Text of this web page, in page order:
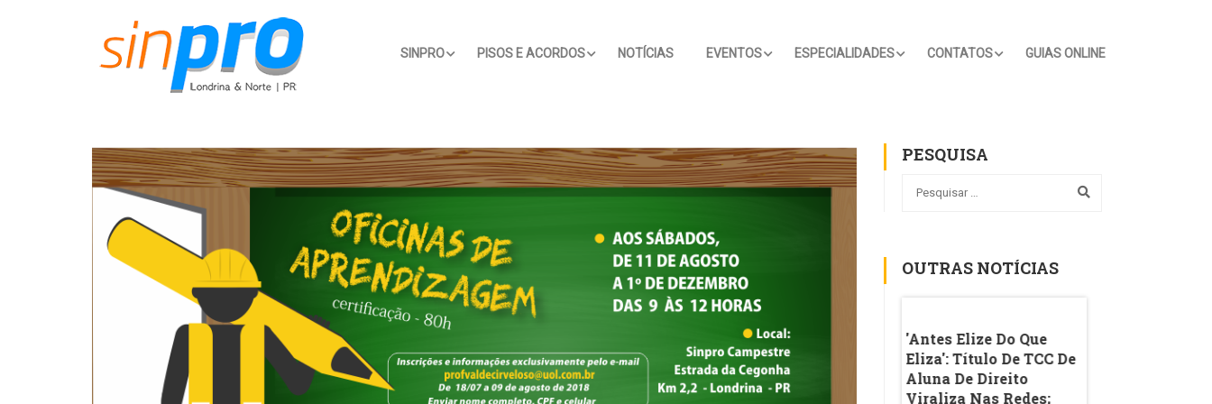
SINPRO PISOS E ACORDOS NOTÍCIAS EVENTOS ESPECIALIDADES CONTATOS GUIAS ONLINE
PESQUISA
OUTRAS NOTÍCIAS
IA Nas Escolas: Uso De
Tecnologia Na Sala De
Aula Expõe Limites Do
Ensino Baseado Na
'Antes Elize Do Que
Eliza': Título De TCC De
Aluna De Direito
Viraliza Nas Redes;